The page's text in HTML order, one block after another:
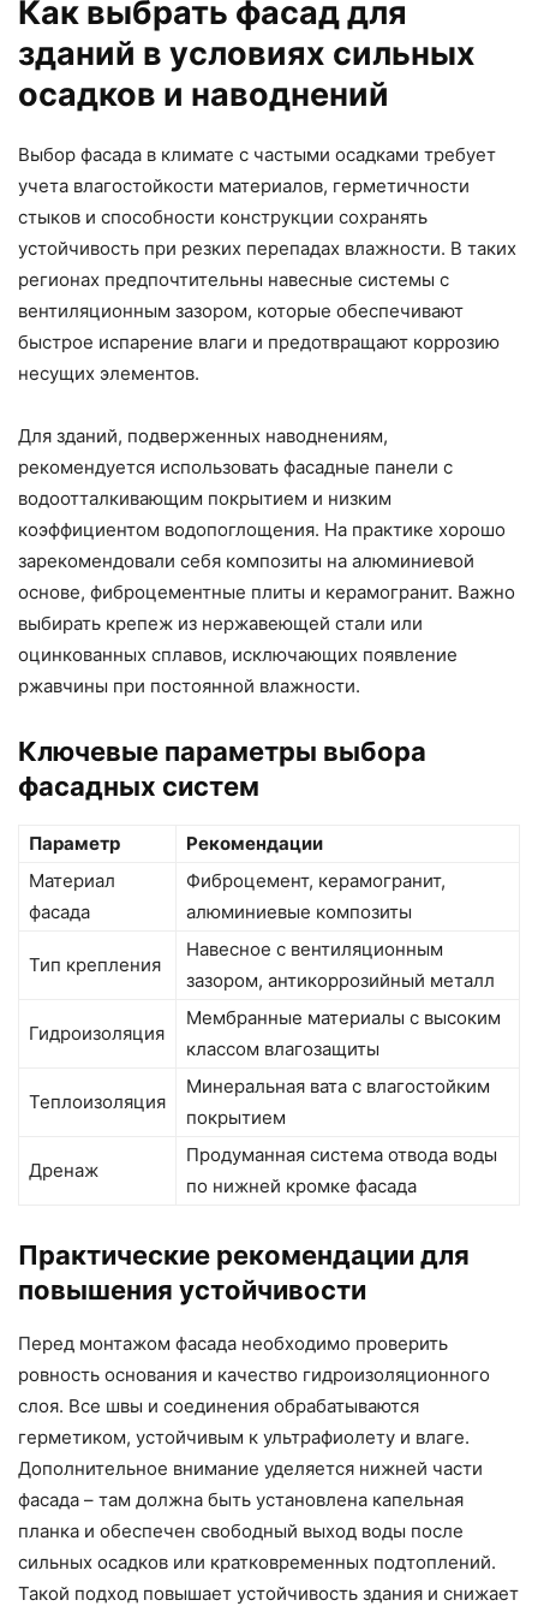
Как выбрать фасад для
зданий в условиях сильных
осадков и наводнений
Выбор фасада в климате с частыми осадками требует
учета влагостойкости материалов, герметичности
стыков и способности конструкции сохранять
устойчивость при резких перепадах влажности. В таких
регионах предпочтительны навесные системы с
вентиляционным зазором, которые обеспечивают
быстрое испарение влаги и предотвращают коррозию
несущих элементов.
Для зданий, подверженных наводнениям,
рекомендуется использовать фасадные панели с
водоотталкивающим покрытием и низким
коэффициентом водопоглощения. На практике хорошо
зарекомендовали себя композиты на алюминиевой
основе, фиброцементные плиты и керамогранит. Важно
выбирать крепеж из нержавеющей стали или
оцинкованных сплавов, исключающих появление
ржавчины при постоянной влажности.
Ключевые параметры выбора
фасадных систем
Параметр
Рекомендации
Материал
фасада
Фиброцемент, керамогранит,
алюминиевые композиты
Тип крепления
Навесное с вентиляционным
зазором, антикоррозийный металл
Гидроизоляция
Мембранные материалы с высоким
классом влагозащиты
Теплоизоляция
Минеральная вата с влагостойким
покрытием
Дренаж
Продуманная система отвода воды
по нижней кромке фасада
Практические рекомендации для
повышения устойчивости
Перед монтажом фасада необходимо проверить
ровность основания и качество гидроизоляционного
слоя. Все швы и соединения обрабатываются
герметиком, устойчивым к ультрафиолету и влаге.
Дополнительное внимание уделяется нижней части
фасада – там должна быть установлена капельная
планка и обеспечен свободный выход воды после
сильных осадков или кратковременных подтоплений.
Такой подход повышает устойчивость здания и снижает